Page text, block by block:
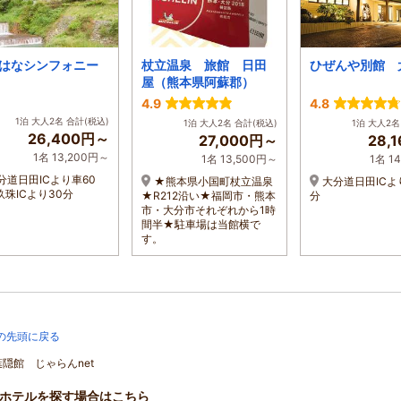
なシンフォニー
1泊 大人2名 合計(税込)
26,400円～
1名 13,200円～
道日田ICより車60
珠ICより30分
杖立温泉 旅館 日田
屋（熊本県阿蘇郡）
4.9
1泊 大人2名 合計(税込)
27,000円～
1名 13,500円～
★熊本県小国町杖立温泉
★R212沿い★福岡市・熊本
市・大分市それぞれから1時
間半★駐車場は当館横で
す。
ひぜんや別館
4.8
1泊 大人2
1名
大分道日田ICよ
分
先頭に戻る
隠館 じゃらんnet
テルを探す場合はこちら